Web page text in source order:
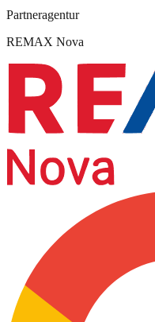
Partneragentur
REMAX Nova